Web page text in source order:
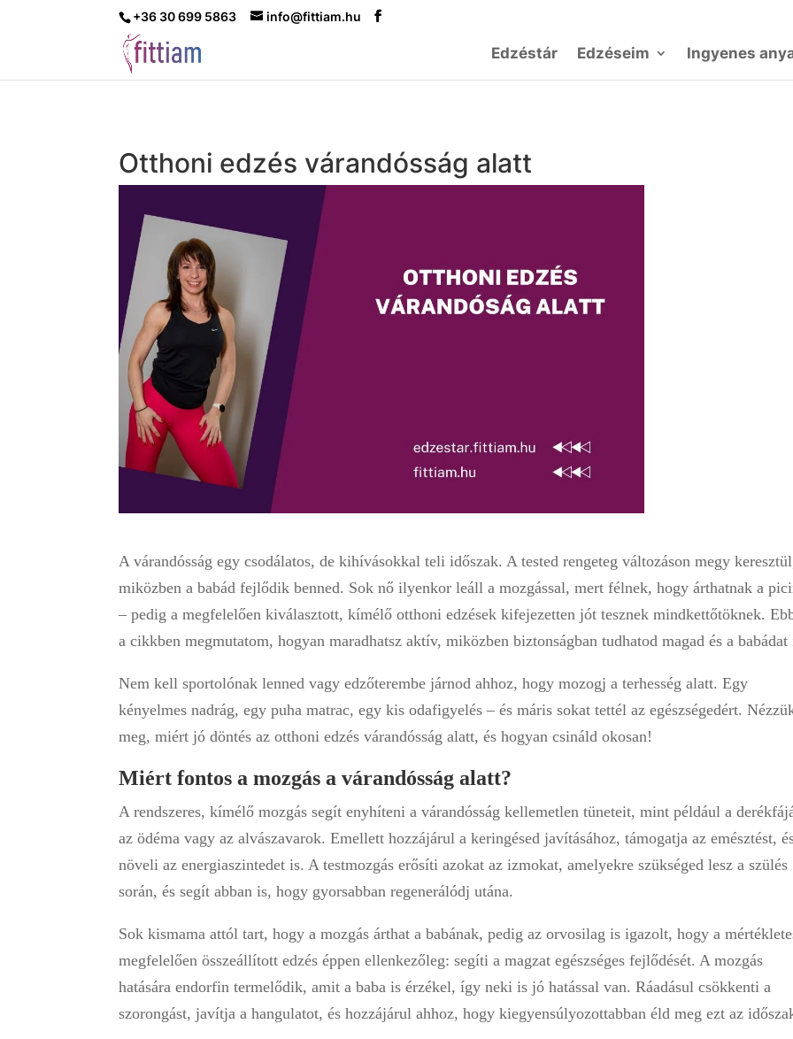
+36 30 699 5863 info@fittiam.hu
Edzéstár Edzéseim Ingyenes
Otthoni edzés várandósság alatt
A várandósság egy csodálatos, de kihívásokkal teli időszak. A tested rengeteg változáson megy
miközben a babád fejlődik benned. Sok nő ilyenkor leáll a mozgással, mert félnek, hogy árthatnak a
– pedig a megfelelően kiválasztott, kímélő otthoni edzések kifejezetten jót tesznek mindkettőtöknek.
a cikkben megmutatom, hogyan maradhatsz aktív, miközben biztonságban tudhatod magad és a babádat
Nem kell sportolónak lenned vagy edzőterembe járnod ahhoz, hogy mozogj a terhesség alatt. Egy
kényelmes nadrág, egy puha matrac, egy kis odafigyelés – és máris sokat tettél az egészségedért.
meg, miért jó döntés az otthoni edzés várandósság alatt, és hogyan csináld okosan!
Miért fontos a mozgás a várandósság alatt?
A rendszeres, kímélő mozgás segít enyhíteni a várandósság kellemetlen tüneteit, mint például a
az ödéma vagy az alvászavarok. Emellett hozzájárul a keringésed javításához, támogatja az emésztést,
növeli az energiaszintedet is. A testmozgás erősíti azokat az izmokat, amelyekre szükséged lesz a szülés
során, és segít abban is, hogy gyorsabban regenerálódj utána.
Sok kismama attól tart, hogy a mozgás árthat a babának, pedig az orvosilag is igazolt, hogy a
megfelelően összeállított edzés éppen ellenkezőleg: segíti a magzat egészséges fejlődését. A mozgás
hatására endorfin termelődik, amit a baba is érzékel, így neki is jó hatással van. Ráadásul csökkenti a
szorongást, javítja a hangulatot, és hozzájárul ahhoz, hogy kiegyensúlyozottabban éld meg ezt az